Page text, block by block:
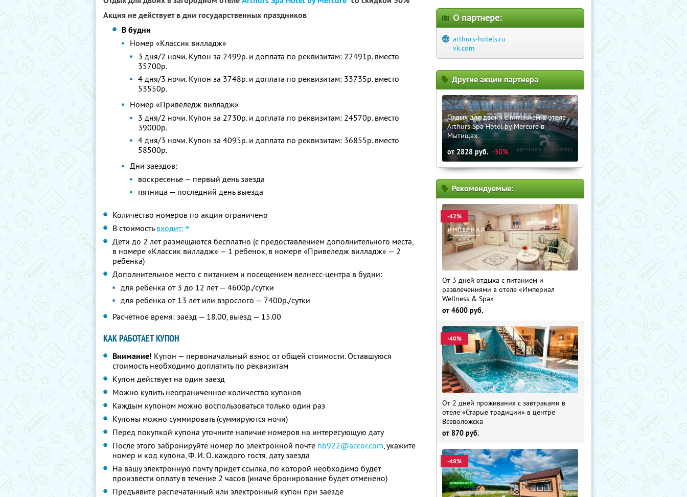
Акция не действует в дни государственных праздников
В будни
Номер «Классик вилладж»
3 дня/2 ночи. Купон за 2499р. и доплата по реквизитам: 22491р. вместо
35700р.
4 дня/3 ночи. Купон за 3748р. и доплата по реквизитам: 33735р. вместо
53550р.
Номер «Привеледж вилладж»
3 дня/2 ночи. Купон за 2730р. и доплата по реквизитам: 24570р. вместо
39000р.
4 дня/3 ночи. Купон за 4095р. и доплата по реквизитам: 36855р. вместо
58500р.
Дни заездов:
воскресенье — первый день заезда
пятница — последний день выезда
Количество номеров по акции ограничено
В стоимость входит:
Дети до 2 лет размещаются бесплатно (с предоставлением дополнительного места,
в номере «Классик вилладж» — 1 ребенок, в номере «Привеледж вилладж» — 2
ребенка)
Дополнительное место с питанием и посещением велнесс-центра в будни:
для ребенка от 3 до 12 лет — 4600р./сутки
для ребенка от 13 лет или взрослого — 7400р./сутки
Расчетное время: заезд — 18.00, выезд — 15.00
КАК РАБОТАЕТ КУПОН
Внимание! Купон — первоначальный взнос от общей стоимости. Оставшуюся
стоимость необходимо доплатить по реквизитам
Купон действует на один заезд
Можно купить неограниченное количество купонов
Каждым купоном можно воспользоваться только один раз
Купоны можно суммировать (суммируются ночи)
Перед покупкой купона уточните наличие номеров на интересующую дату
После этого забронируйте номер по электронной почте hb922@accor.com,укажите
номер и код купона,Ф. И. О.каждого гостя, дату заезда
На вашу электронную почту придет ссылка, по которой необходимо будет
произвести оплату в течение 2 часов (иначе бронирование будет отменено)
Предъявите распечатанный или электронный купон при заезде
О партнере:
arthurs-hotels.ru
vk.com
Другие акции партнера
Отдых для двоих с питанием в отеле
Arthurs Spa Hotel by Mercure в
Мытищах
от2828 руб. -30%
Рекомендуемые:
-42%
От 3 дней отдыха с питанием и
развлечениями в отеле «Империал
Wellness & Spa»
от 4600 руб.
-40%
От 2 дней проживания с завтраками в
отеле «Старые традиции» в центре
Всеволожска
от 870 руб.
-48%